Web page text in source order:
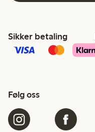
Sikker betaling
Følg oss